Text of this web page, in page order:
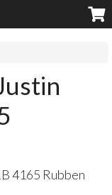
4165 Rubben